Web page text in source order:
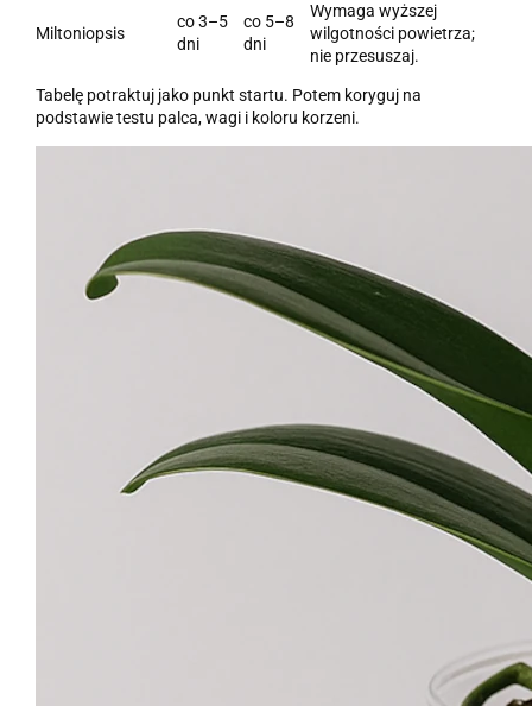
Miltoniopsis
co 3–5
dni
co 5–8
dni
Wymaga wyższej
wilgotności powietrza;
nie przesuszaj.
Tabelę potraktuj jako punkt startu. Potem koryguj na
podstawie testu palca, wagi i koloru korzeni.